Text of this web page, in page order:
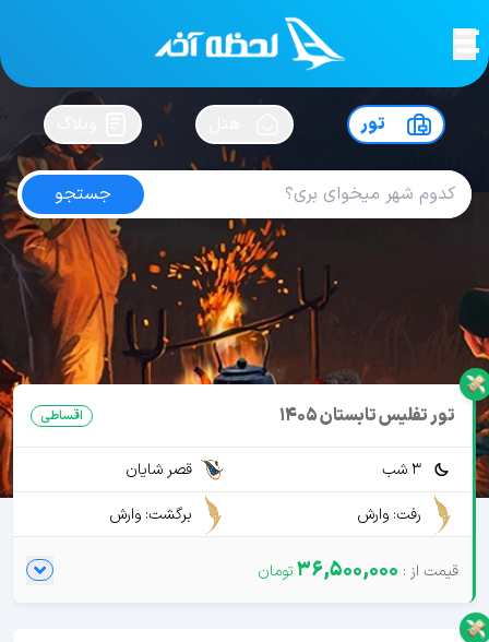
لحظه آخرسفرت رو بساز !
تور
جستجو
تور تفلیس
4.1 از5 | از 3704 کاربر
لحظه آخر تور گرجستان تور تفلیس
تور تفلیس تابستان 1405 اقساطی
3 شب
قصر شایان
رفت: وارش
برگشت: وارش
36,500,000